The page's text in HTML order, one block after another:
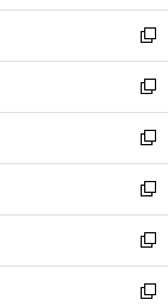
ウ
で
開
く
ン
ド
ウ
で
開
く
新
し
い
ウ
ィ
ン
ド
ウ
で
開
く
新
し
い
ウ
ィ
ン
ド
ウ
で
新
し
い
ウ
ィ
ン
ド
新
し
い
ウ
ィ
新
し
い
新